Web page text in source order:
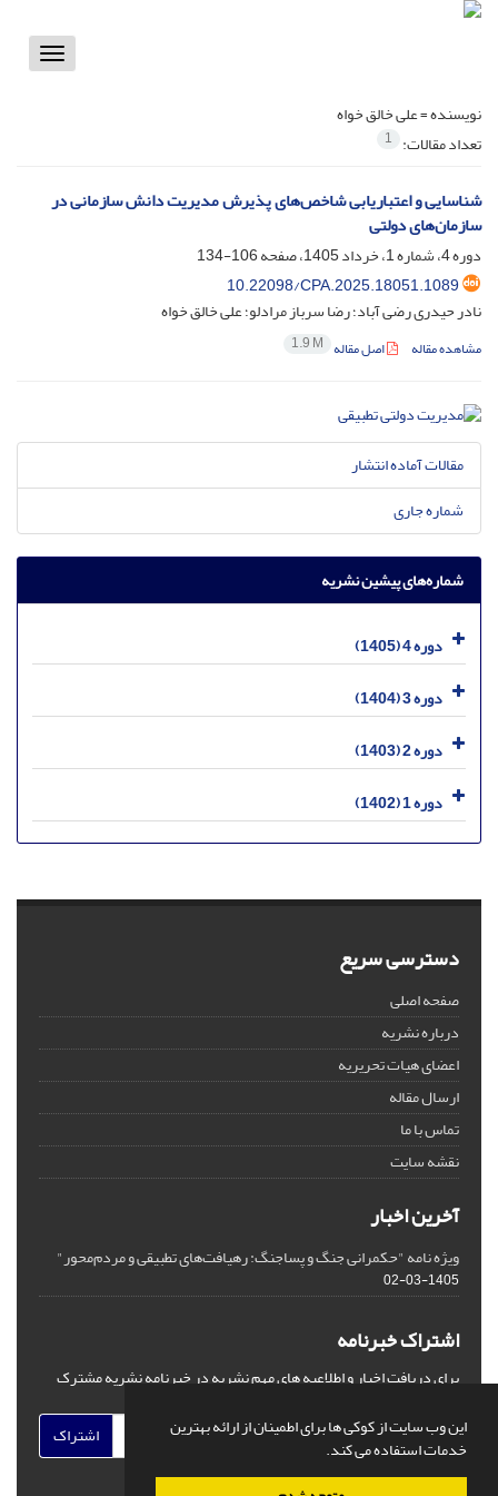
این وب سایت از کوکی ها برای اطمینان از ارائه بهترین
خدمات استفاده می کند.
Toggle
نویسنده =علی خالق خواه
تعداد مقالات: 1
شناسایی و اعتباریابی شاخص‌های پذیرش مدیریت دانش سازمانی در
سازمان‌های دولتی
دوره 4، شماره 1، خرداد 1405، صفحه
106-134
10.22098/CPA.2025.18051.1089
نادر حیدری رضی آباد؛ رضا سرباز مرادلو؛ علی خالق خواه
مشاهده مقاله اصل مقاله 1.9 M
مقالات آماده انتشار
شماره جاری
شماره‌های پیشین نشریه
دوره 4 (1405)
دوره 3 (1404)
دوره 2 (1403)
دوره 1 (1402)
دسترسی سریع
صفحه اصلی
درباره نشریه
اعضای هیات تحریریه
ارسال مقاله
تماس با ما
نقشه سایت
آخرین اخبار
ویژه نامه "حکمرانی جنگ و پساجنگ: رهیافت‌های تطبیقی و مردم‌محور"
1405-03-02
اشتراک خبرنامه
برای دریافت اخبار و اطلاعیه های مهم نشریه در خبرنامه نشریه مشترک
اشتراک